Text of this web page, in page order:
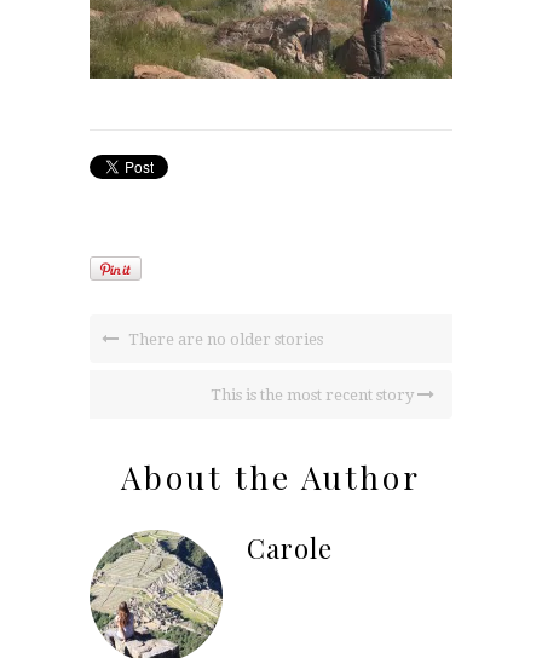
There are no older stories
This is the most recent story
About the Author
Carole